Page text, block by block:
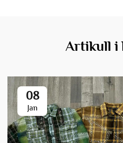
Artikull i
08
Jan